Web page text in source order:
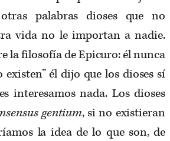
palabras dioses que no
vida no le importan a nadie.
la filosofía de Epicuro: él nunca
existen” él dijo que los dioses sí
interesamos nada. Los dioses
gentium, si no existieran
la idea de lo que son, de